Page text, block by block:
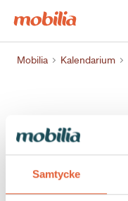
Samtycke
Mobilia Kalendarium